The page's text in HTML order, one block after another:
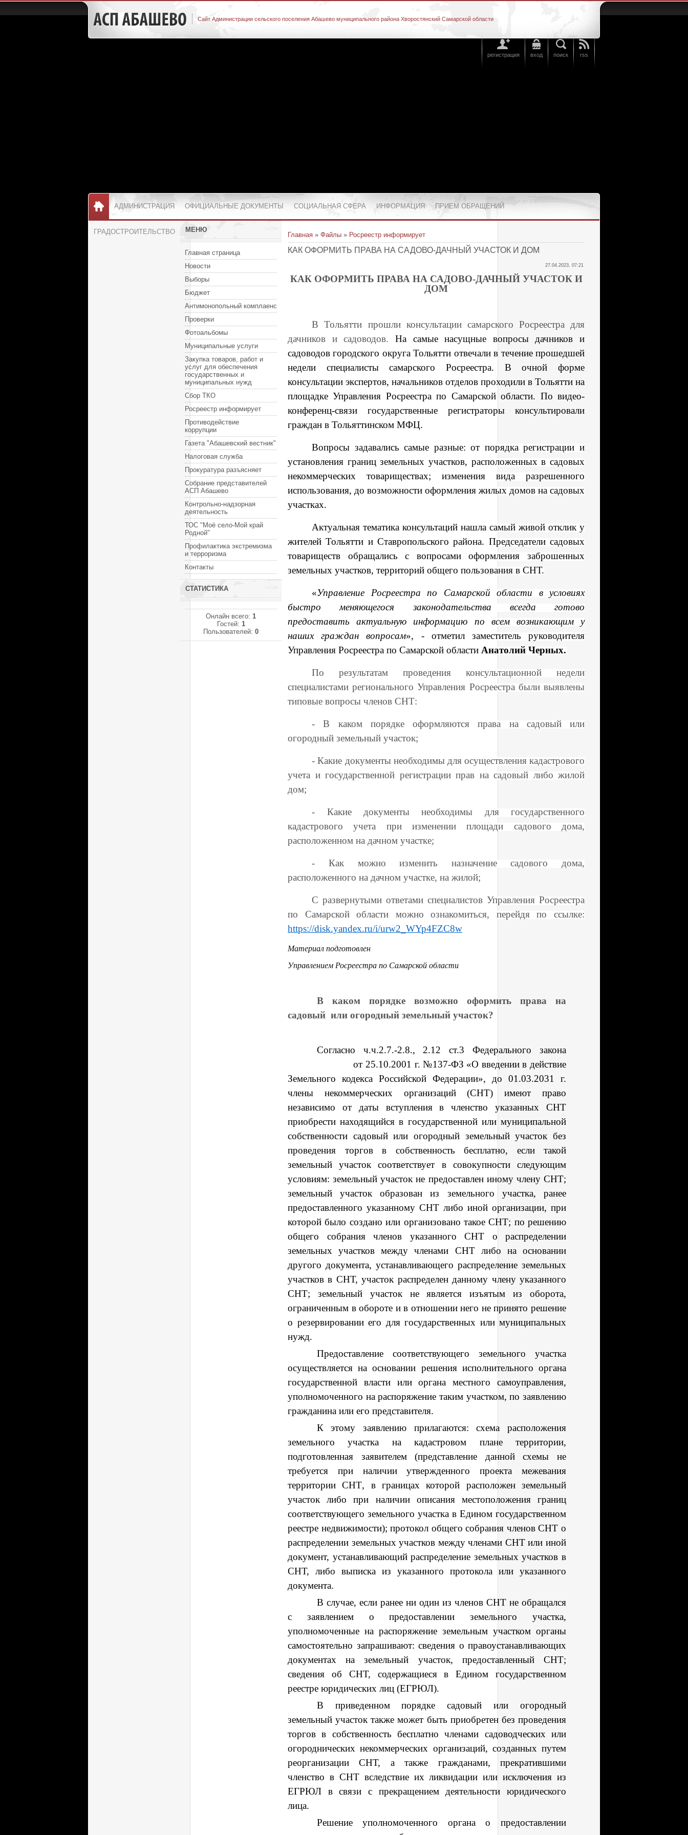
Сайт Администрации сельского поселения Абашево муниципального района Хворостянский Самарской области
регистрация вход поиск rss
АДМИНИСТРАЦИЯ ОФИЦИАЛЬНЫЕ ДОКУМЕНТЫ СОЦИАЛЬНАЯ СФЕРА ИНФОРМАЦИЯ ПРИЕМ ОБРАЩЕНИЙ
ГРАДОСТРОИТЕЛЬСТВО МЕНЮ
Главная страница
Новости
Выборы
Бюджет
Антимонопольный комплаенс
Проверки
Фотоальбомы
Муниципальные услуги
Закупка товаров, работ и
услуг для обеспечения
государственных и
муниципальных нужд
Сбор ТКО
Росреестр информирует
Противодействие
коррупции
Газета "Абашевский вестник"
Налоговая служба
Прокуратура разъясняет
Собрание представителей
АСП Абашево
Контрольно-надзорная
деятельность
ТОС "Моё село-Мой край
Родной"
Профилактика экстремизма
и терроризма
Контакты
СТАТИСТИКА
Онлайн всего: 1
Гостей: 1
Пользователей: 0
Главная » Файлы » Росреестр информирует
КАК ОФОРМИТЬ ПРАВА НА САДОВО-ДАЧНЫЙ УЧАСТОК И ДОМ
27.04.2023, 07:21
КАК ОФОРМИТЬ ПРАВА НА САДОВО-ДАЧНЫЙ УЧАСТОК И
ДОМ
В Тольятти прошли консультации самарского Росреестра для
дачников и садоводов. На самые насущные вопросы дачников и
садоводов городского округа Тольятти отвечали в течение прошедшей
недели специалисты самарского Росреестра. В очной форме
консультации экспертов, начальников отделов проходили в Тольятти на
площадке Управления Росреестра по Самарской области. По видео-
конференц-связи государственные регистраторы консультировали
граждан в Тольяттинском МФЦ.
Вопросы задавались самые разные: от порядка регистрации и
установления границ земельных участков, расположенных в садовых
некоммерческих товариществах; изменения вида разрешенного
использования, до возможности оформления жилых домов на садовых
участках.
Актуальная тематика консультаций нашла самый живой отклик у
жителей Тольятти и Ставропольского района. Председатели садовых
товариществ обращались с вопросами оформления заброшенных
земельных участков, территорий общего пользования в СНТ.
«Управление Росреестра по Самарской области в условиях
быстро меняющегося законодательства всегда готово
предоставить актуальную информацию по всем возникающим у
наших граждан вопросам», - отметил заместитель руководителя
Управления Росреестра по Самарской области Анатолий Черных.
По результатам проведения консультационной недели
специалистами регионального Управления Росреестра были выявлены
типовые вопросы членов СНТ:
- В каком порядке оформляются права на садовый или
огородный земельный участок;
- Какие документы необходимы для осуществления кадастрового
учета и государственной регистрации прав на садовый либо жилой
дом;
- Какие документы необходимы для государственного
кадастрового учета при изменении площади садового дома,
расположенном на дачном участке;
- Как можно изменить назначение садового дома,
расположенного на дачном участке, на жилой;
С развернутыми ответами специалистов Управления Росреестра
по Самарской области можно ознакомиться, перейдя по ссылке:
https://disk.yandex.ru/i/urw2_WYp4FZC8w
Материал подготовлен
Управлением Росреестра по Самарской области
В каком порядке возможно оформить права на
садовый или огородный земельный участок?
Согласно ч.ч.2.7.-2.8., 2.12ст.3 Федерального закона
от 25.10.2001 г. №137-ФЗ «О введении в действие
Земельного кодекса Российской Федерации», до 01.03.2031
г.
члены некоммерческих организаций (СНТ)имеют право
независимо от даты вступления в членство указанных СНТ
приобрестинаходящийся в государственной или муниципальной
собственности садовый или огородный земельный участок без
проведения торгов в собственность бесплатно, если такой
земельный участок соответствует в совокупности следующим
условиям: земельный участок не предоставлен иному члену СНТ;
земельный участок образован из земельного участка, ранее
предоставленного указанному СНТ либо иной организации, при
которой было создано или организовано такое СНТ; по решению
общего собрания членов указанного СНТ о распределении
земельных участков между членами СНТ либо на основании
другого документа, устанавливающего распределение земельных
участков в СНТ, участок распределен данному члену указанного
СНТ; земельный участок не является изъятым из оборота,
ограниченным в обороте и в отношении него не принято решение
о резервировании его для государственных или муниципальных
нужд.
Предоставление соответствующего земельного участка
осуществляется на основании решения исполнительного органа
государственной власти илиоргана местного самоуправления,
уполномоченного на распоряжение таким участком, по заявлению
гражданина или его представителя.
К этому заявлению прилагаются: схема расположения
земельного участка на кадастровом плане территории,
подготовленная заявителем(представление данной схемы не
требуется при наличии утвержденного проекта межевания
территории СНТ, в границах которой расположен земельный
участоклибо при наличии описания местоположения границ
соответствующего земельного участка в Едином государственном
реестре недвижимости); протокол общего собрания членов СНТ о
распределении земельных участков между членами СНТ или иной
документ, устанавливающий распределение земельных участков в
СНТ, либо выписка из указанного протокола или указанного
документа.
В случае, если ранее ни один из членов СНТ не обращался
с заявлением о предоставлении земельного участка,
уполномоченные на распоряжение земельным участком органы
самостоятельно запрашивают: сведения о правоустанавливающих
документах на земельный участок, предоставленный СНТ;
сведения об СНТ, содержащиеся в Едином государственном
реестре юридических лиц (ЕГРЮЛ).
В приведенном порядке садовый или огородный
земельный участок также может быть приобретен без проведения
торгов в собственность бесплатно членами садоводческих или
огороднических некоммерческих организаций, созданных путем
реорганизации СНТ, а также гражданами, прекратившими
членство в СНТ вследствие их ликвидации или исключения из
ЕГРЮЛ в связи с прекращением деятельности юридического
лица.
Решение уполномоченного органа о предоставлении